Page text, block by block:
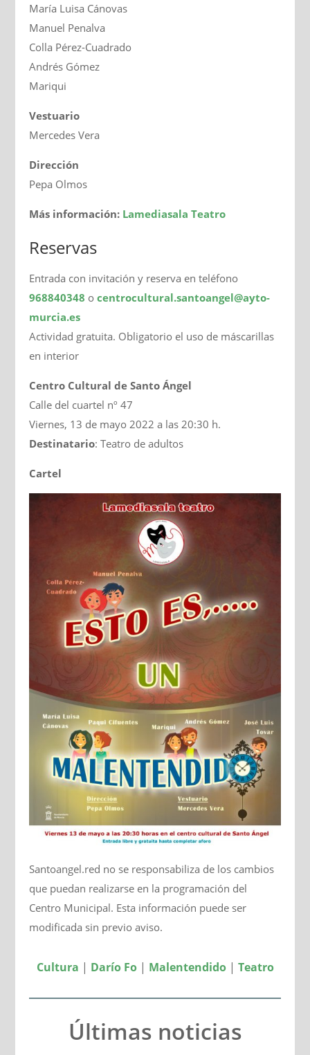
María Luisa Cánovas
Manuel Penalva
Colla Pérez-Cuadrado
Andrés Gómez
Mariqui
Vestuario
Mercedes Vera
Dirección
Pepa Olmos
Más información: Lamediasala Teatro
Reservas
Entrada con invitación y reserva en teléfono
968840348 ocentrocultural.santoangel@ayto-
murcia.es
Actividad gratuita. Obligatorio el uso de máscarillas
en interior
Centro Cultural de Santo Ángel
Calle del cuartel nº 47
Viernes, 13 de mayo 2022 a las 20:30 h.
Destinatario: Teatro de adultos
Cartel
Santoangel.red no se responsabiliza de los cambios
que puedan realizarse en la programación del
Centro Municipal. Esta información puede ser
modificada sin previo aviso.
Cultura | Darío Fo| Malentendido| Teatro
Últimas noticias